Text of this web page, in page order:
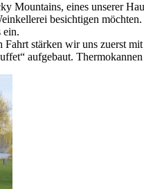
Mountains, eines unserer
besichtigen
ein.
stärken wir uns zuerst
aufgebaut.